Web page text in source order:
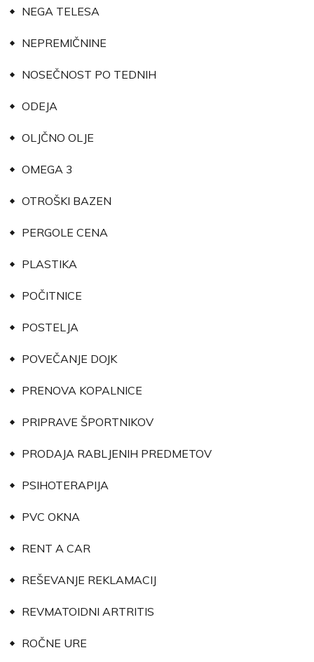
NEGA TELESA
NEPREMIČNINE
NOSEČNOST PO TEDNIH
ODEJA
OLJČNO OLJE
OMEGA 3
OTROŠKI BAZEN
PERGOLE CENA
PLASTIKA
POČITNICE
POSTELJA
POVEČANJE DOJK
PRENOVA KOPALNICE
PRIPRAVE ŠPORTNIKOV
PRODAJA RABLJENIH PREDMETOV
PSIHOTERAPIJA
PVC OKNA
RENT A CAR
REŠEVANJE REKLAMACIJ
REVMATOIDNI ARTRITIS
ROČNE URE